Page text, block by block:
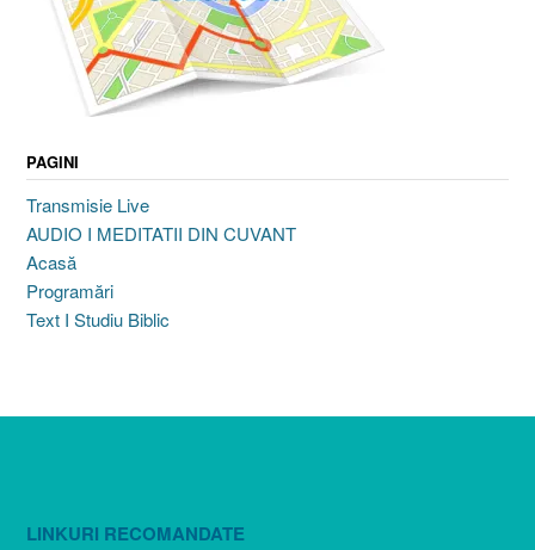
PAGINI
Transmisie Live
AUDIO I MEDITATII DIN CUVANT
Acasă
Programări
Text I Studiu Biblic
LINKURI RECOMANDATE